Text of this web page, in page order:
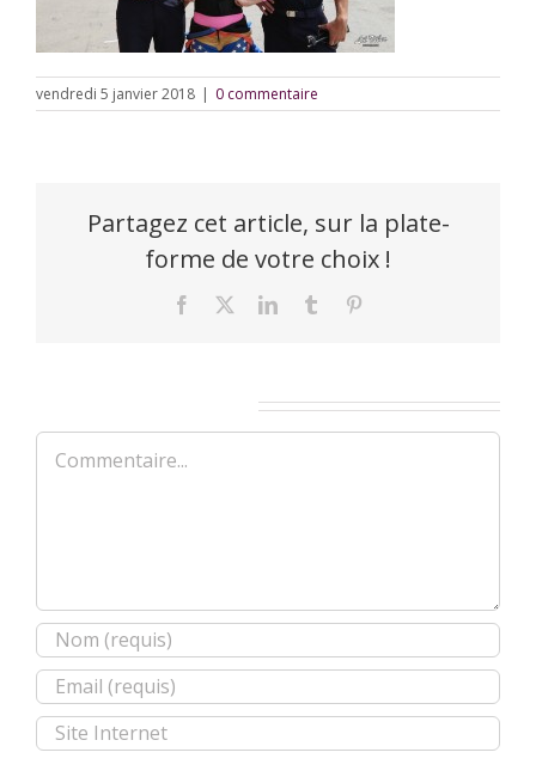
vendredi 5 janvier 2018 | 0 commentaire
Partagez cet article, sur la plate-
forme de votre choix !
Facebook LinkedInTumblr
Commentaire